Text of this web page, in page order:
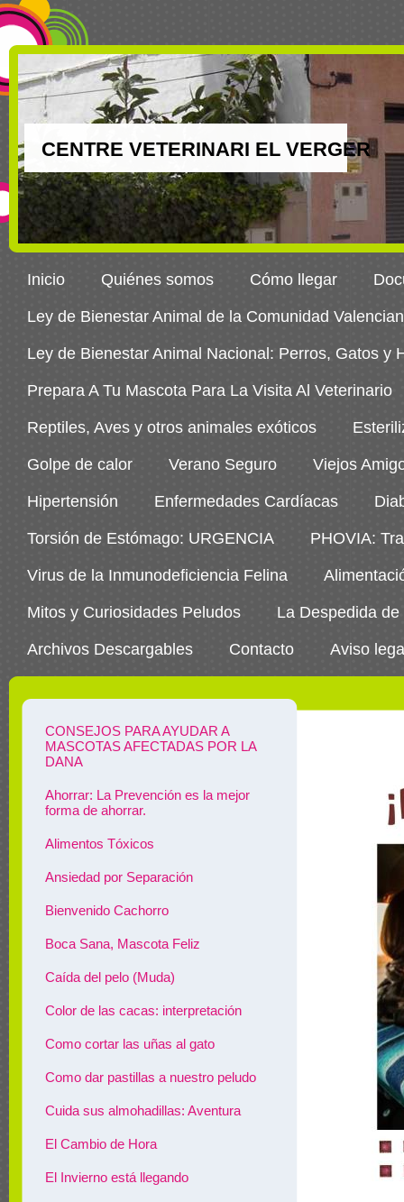
CENTRE VETERINARI EL VERGER
Inicio Quiénes somos Cómo llegar
Ley de Bienestar Animal de la Comunidad
Ley de Bienestar Animal Nacional: Perros, Gatos y
Prepara A Tu Mascota Para La Visita Al Veterinario
Reptiles, Aves y otros animales exóticos
Golpe de calor Verano Seguro Viejos
Hipertensión Enfermedades Cardíacas
Torsión de Estómago: URGENCIA PHOVIA:
Virus de la Inmunodeficiencia Felina
Mitos y Curiosidades Peludos La Despedida
Archivos Descargables Contacto Aviso
CONSEJOS PARA AYUDAR A
MASCOTAS AFECTADAS POR LA
DANA
Ahorrar: La Prevención es la mejor
forma de ahorrar.
Alimentos Tóxicos
Ansiedad por Separación
Bienvenido Cachorro
Boca Sana, Mascota Feliz
Caída del pelo (Muda)
Color de las cacas: interpretación
Como cortar las uñas al gato
Como dar pastillas a nuestro peludo
Cuida sus almohadillas: Aventura
El Cambio de Hora
El Invierno está llegando